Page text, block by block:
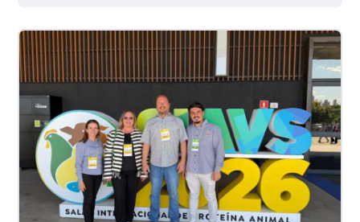
Suíno - Estadual
SP
R$ 5,08
Suíno - Estadual
MG
R$ 5,07
kg
Suíno - Estadual